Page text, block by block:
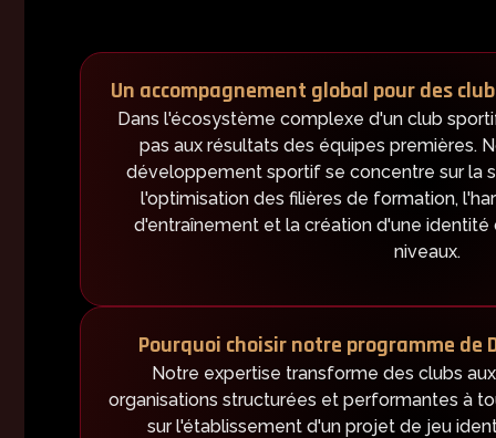
Un accompagnement global pour des
Dans l'écosystème complexe d'un club
pas aux résultats des équipes premières.
développement sportif se concentre sur la
l'optimisation des filières de formation,
d'entraînement et la création d'une
niveaux.
Pourquoi choisir notre programme de
Notre expertise transforme des clubs
organisations structurées et performantes à
sur l'établissement d'un projet de jeu